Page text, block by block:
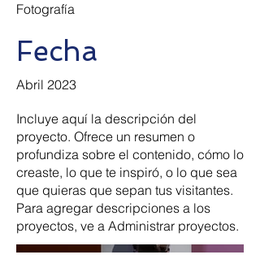
Fotografía
Fecha
Abril 2023
Incluye aquí la descripción del
proyecto. Ofrece un resumen o
profundiza sobre el contenido, cómo lo
creaste, lo que te inspiró, o lo que sea
que quieras que sepan tus visitantes.
Para agregar descripciones a los
proyectos, ve a Administrar proyectos.